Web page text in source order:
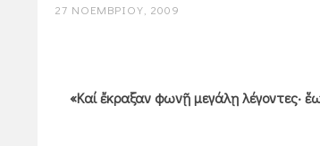
27 ΝΟΕΜΒΡΊΟΥ, 2009
«Καί ἔκραξαν φωνῇ μεγάλῃ λέγοντες·